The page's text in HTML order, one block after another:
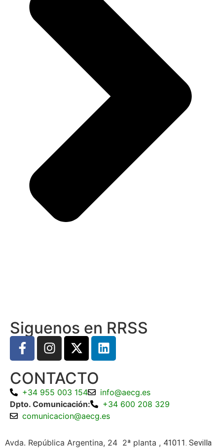
Siguenos en RRSS
CONTACTO
+34 955 003 154
info@aecg.es
Dpto. Comunicación:
+34 600 208 329
comunicacion@aecg.es
Avda. República Argentina, 24 2ª planta , 41011. Sevilla